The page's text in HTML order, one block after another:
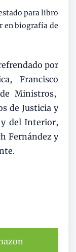
para libro
en biografía de
por
Francisco
Ministros,
de Justicia y
y del Interior,
Fernández y